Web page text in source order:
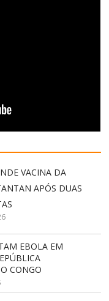
VACINA DA
APÓS DUAS
EBOLA EM
CONGO